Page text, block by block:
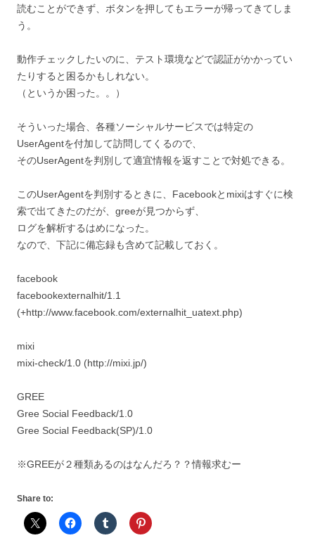
読むことができず、ボタンを押してもエラーが帰ってきてしま
う。
動作チェックしたいのに、テスト環境などで認証がかかってい
たりすると困るかもしれない。
（というか困った。。）
そういった場合、各種ソーシャルサービスでは特定の
UserAgentを付加して訪問してくるので、
そのUserAgentを判別して適宜情報を返すことで対処できる。
このUserAgentを判別するときに、Facebookとmixiはすぐに検
索で出てきたのだが、greeが見つからず、
ログを解析するはめになった。
なので、下記に備忘録も含めて記載しておく。
facebook
facebookexternalhit/1.1
(+http://www.facebook.com/externalhit_uatext.php)
mixi
mixi-check/1.0 (http://mixi.jp/)
GREE
Gree Social Feedback/1.0
Gree Social Feedback(SP)/1.0
※GREEが２種類あるのはなんだろ？？情報求むー
Share to: